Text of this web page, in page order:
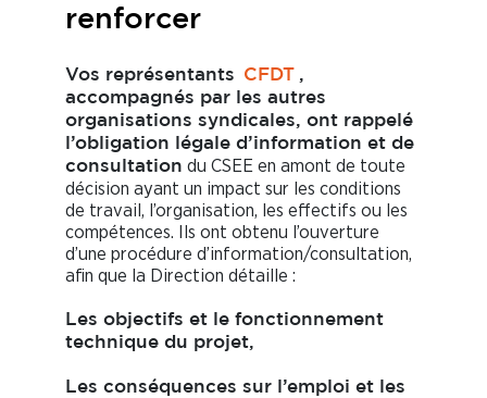
renforcer
Vos représentants CFDT
,
accompagnés par les autres
organisations syndicales, ont rappelé
l’obligation légale d’information et de
consultation du CSEE en amont de toute
décision ayant un impact sur les conditions
de travail, l’organisation, les effectifs ou les
compétences. Ils ont obtenu l’ouverture
d’une procédure d’information/consultation,
afin que la Direction détaille :
Les objectifs et le fonctionnement
technique du projet,
Les conséquences sur l’emploi et les